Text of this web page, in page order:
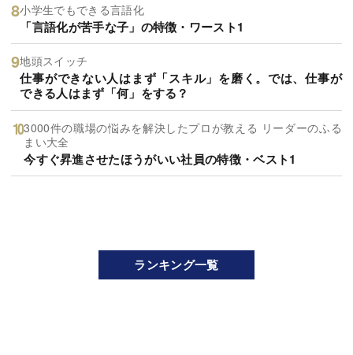
小学生でもできる言語化
「言語化が苦手な子」の特徴・ワースト1
地頭スイッチ
仕事ができない人はまず「スキル」を磨く。では、仕事が
できる人はまず「何」をする？
3000件の職場の悩みを解決したプロが教える リーダーのふる
まい大全
今すぐ昇進させたほうがいい社員の特徴・ベスト1
ランキング一覧